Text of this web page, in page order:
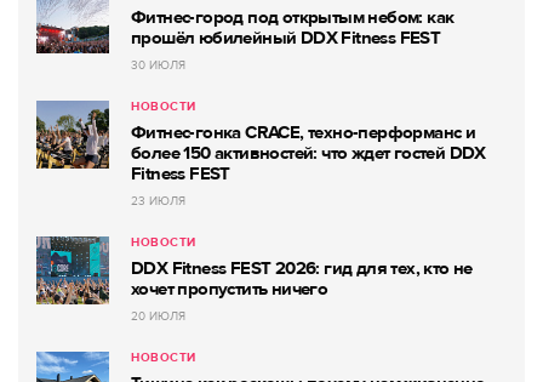
Фитнес-город под открытым небом: как
прошёл юбилейный DDX Fitness FEST
30 ИЮЛЯ
НОВОСТИ
Фитнес-гонка CRACE, техно-перформанс и
более 150 активностей: что ждет гостей DDX
Fitness FEST
23 ИЮЛЯ
НОВОСТИ
DDX Fitness FEST 2026: гид для тех, кто не
хочет пропустить ничего
20 ИЮЛЯ
НОВОСТИ